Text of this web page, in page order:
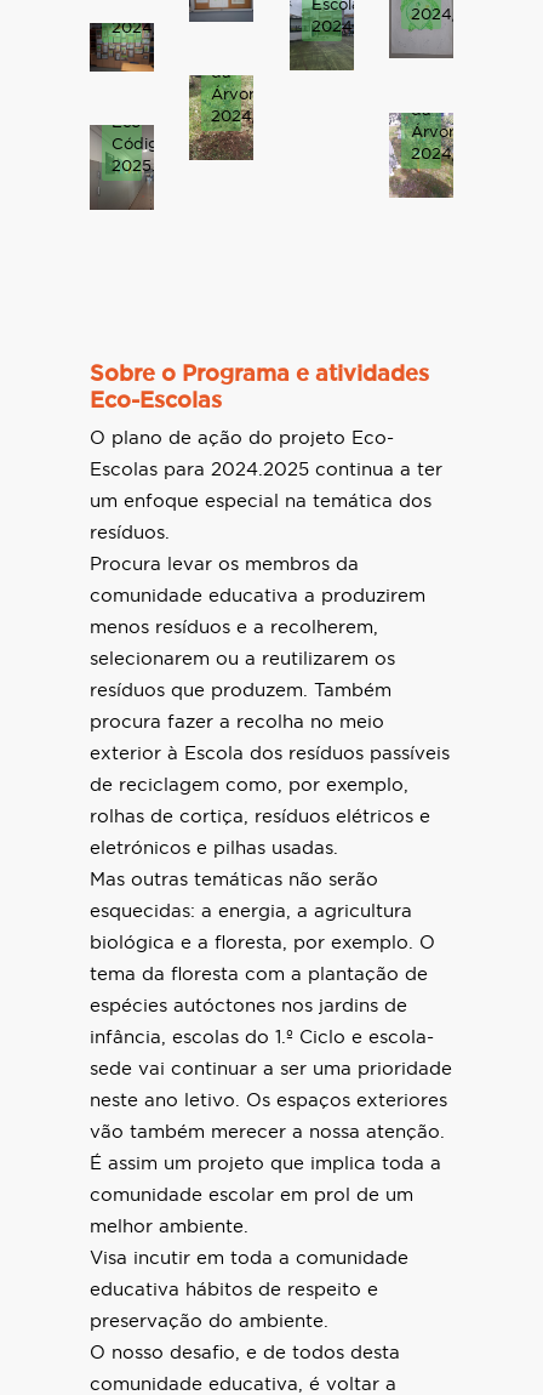
2024/2025.
Escolas
2024/2025.
2024/2025).
azevinho
da
Árvore
2024/2025).
seu
da
Árvore
2024/2025).
Eco-
Código
2025.2026
Sobre o Programa e atividades
Eco-Escolas
O plano de ação do projeto Eco-
Escolas para 2024.2025 continua a ter
um enfoque especial na temática dos
resíduos.
Procura levar os membros da
comunidade educativa a produzirem
menos resíduos e a recolherem,
selecionarem ou a reutilizarem os
resíduos que produzem. Também
procura fazer a recolha no meio
exterior à Escola dos resíduos passíveis
de reciclagem como, por exemplo,
rolhas de cortiça, resíduos elétricos e
eletrónicos e pilhas usadas.
Mas outras temáticas não serão
esquecidas: a energia, a agricultura
biológica e a floresta, por exemplo. O
tema da floresta com a plantação de
espécies autóctones nos jardins de
infância, escolas do 1.º Ciclo e escola-
sede vai continuar a ser uma prioridade
neste ano letivo. Os espaços exteriores
vão também merecer a nossa atenção.
É assim um projeto que implica toda a
comunidade escolar em prol de um
melhor ambiente.
Visa incutir em toda a comunidade
educativa hábitos de respeito e
preservação do ambiente.
O nosso desafio, e de todos desta
comunidade educativa, é voltar a